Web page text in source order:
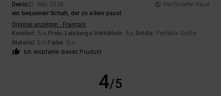
Denis22. Mai 2026
Verifizierter Kauf
ein bequemer Schuh, der zu allem passt
Original anzeigen - Français
Komfort: 5/5 Preis-Leistungs-Verhältnis: 5/5 Größe: Perfekte Größe
Material : 5 /5 Farbe: 5/5
Ich empfehle dieses Produkt
4/5